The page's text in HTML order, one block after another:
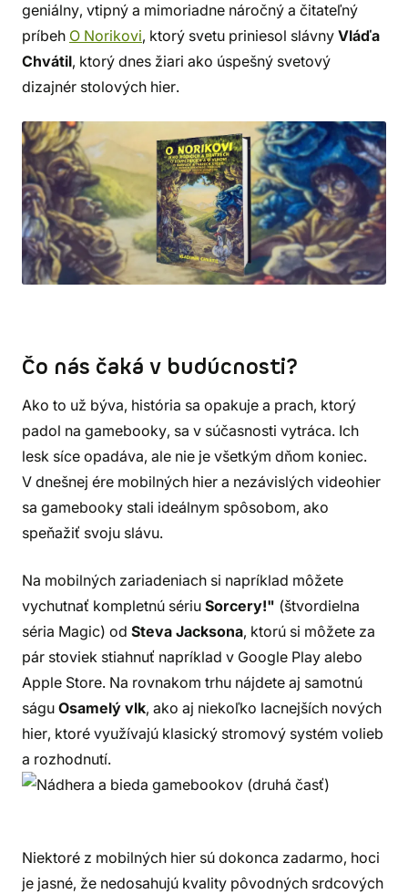
geniálny, vtipný a mimoriadne náročný a čitateľný
príbeh O Norikovi, ktorý svetu priniesol slávny Vláďa
Chvátil, ktorý dnes žiari ako úspešný svetový
dizajnér stolových hier.
Čo nás čaká v budúcnosti?
Ako to už býva, história sa opakuje a prach, ktorý
padol na gamebooky, sa v súčasnosti vytráca. Ich
lesk síce opadáva, ale nie je všetkým dňom koniec.
V dnešnej ére mobilných hier a nezávislých videohier
sa gamebooky stali ideálnym spôsobom, ako
speňažiť svoju slávu.
Na mobilných zariadeniach si napríklad môžete
vychutnať kompletnú sériu Sorcery!" (štvordielna
séria Magic) od Steva Jacksona, ktorú si môžete za
pár stoviek stiahnuť napríklad v Google Play alebo
Apple Store. Na rovnakom trhu nájdete aj samotnú
ságu Osamelý vlk, ako aj niekoľko lacnejších nových
hier, ktoré využívajú klasický stromový systém volieb
a rozhodnutí.
Niektoré z mobilných hier sú dokonca zadarmo, hoci
je jasné, že nedosahujú kvality pôvodných srdcových